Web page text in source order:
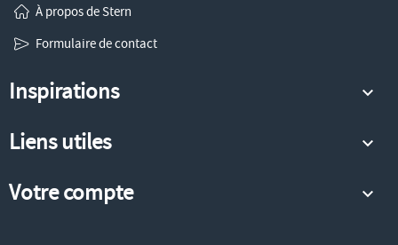
À propos de Stern
Formulaire de contact
Inspirations 
Liens utiles 
Votre compte 